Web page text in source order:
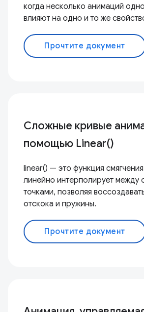
когда несколько анимаций
влияют на одно и то же
Прочтите документ
Сложные кривые
помощью Linear()
linear() — это функция
линейно интерполирует между
точками, позволяя
отскока и пружины.
Прочтите документ